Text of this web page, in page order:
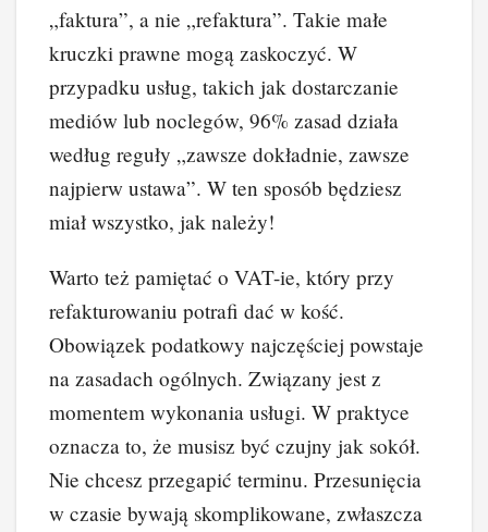
„faktura”, a nie „refaktura”. Takie małe
kruczki prawne mogą zaskoczyć. W
przypadku usług, takich jak dostarczanie
mediów lub noclegów, 96% zasad działa
według reguły „zawsze dokładnie, zawsze
najpierw ustawa”. W ten sposób będziesz
miał wszystko, jak należy!
Warto też pamiętać o VAT-ie, który przy
refakturowaniu potrafi dać w kość.
Obowiązek podatkowy najczęściej powstaje
na zasadach ogólnych. Związany jest z
momentem wykonania usługi. W praktyce
oznacza to, że musisz być czujny jak sokół.
Nie chcesz przegapić terminu. Przesunięcia
w czasie bywają skomplikowane, zwłaszcza